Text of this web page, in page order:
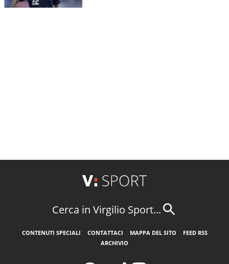
Cerca in Virgilio Sport...
CONTENUTI SPECIALI CONTATTACI MAPPA DEL SITO
FEED RSS
ARCHIVIO